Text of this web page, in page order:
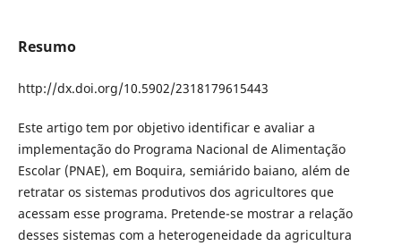
Resumo
http://dx.doi.org/10.5902/2318179615443
Este artigo tem por objetivo identificar e avaliar a
implementação do Programa Nacional de Alimentação
Escolar (PNAE), em Boquira, semiárido baiano, além de
retratar os sistemas produtivos dos agricultores que
acessam esse programa. Pretende-se mostrar a relação
desses sistemas com a heterogeneidade da agricultura